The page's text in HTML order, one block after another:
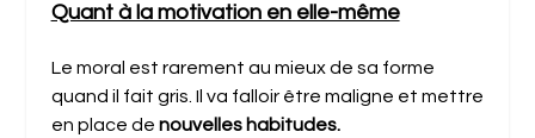
Quant à la motivation en elle-même
Le moral est rarement au mieux de sa forme
quand il fait gris. Il va falloir être maligne et mettre
en place de nouvelles habitudes.